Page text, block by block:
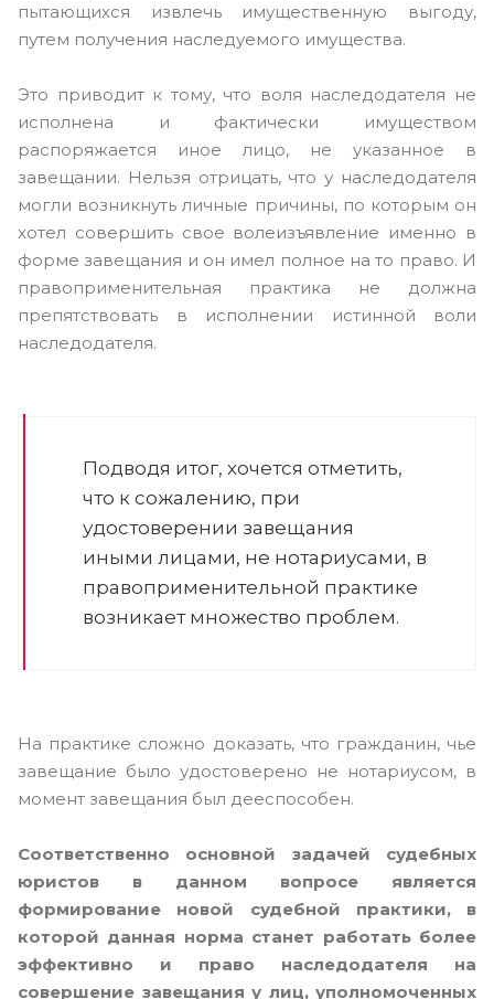
пытающихся извлечь имущественную выгоду,
путем получения наследуемого имущества.
Это приводит к тому, что воля наследодателя не
исполнена и фактически имуществом
распоряжается иное лицо, не указанное в
завещании. Нельзя отрицать, что у наследодателя
могли возникнуть личные причины, по которым он
хотел совершить свое волеизъявление именно в
форме завещания и он имел полное на то право. И
правоприменительная практика не должна
препятствовать в исполнении истинной воли
наследодателя.
Подводя итог, хочется отметить,
что к сожалению, при
удостоверении завещания
иными лицами, не нотариусами, в
правоприменительной практике
возникает множество проблем.
На практике сложно доказать, что гражданин, чье
завещание было удостоверено не нотариусом, в
момент завещания был дееспособен.
Соответственно основной задачей судебных
юристов в данном вопросе является
формирование новой судебной практики, в
которой данная норма станет работать более
эффективно и право наследодателя на
совершение завещания у лиц, уполномоченных